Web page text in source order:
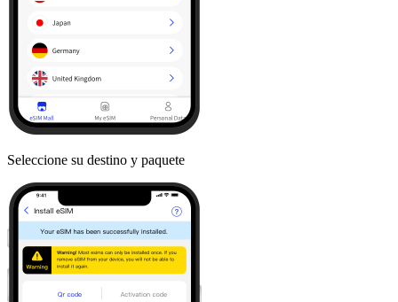
Seleccione su destino y paquete